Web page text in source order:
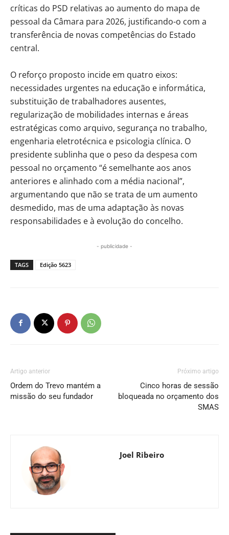
críticas do PSD relativas ao aumento do mapa de
pessoal da Câmara para 2026, justificando-o com a
transferência de novas competências do Estado
central.
O reforço proposto incide em quatro eixos:
necessidades urgentes na educação e informática,
substituição de trabalhadores ausentes,
regularização de mobilidades internas e áreas
estratégicas como arquivo, segurança no trabalho,
engenharia eletrotécnica e psicologia clínica. O
presidente sublinha que o peso da despesa com
pessoal no orçamento “é semelhante aos anos
anteriores e alinhado com a média nacional”,
argumentando que não se trata de um aumento
desmedido, mas de uma adaptação às novas
responsabilidades e à evolução do concelho.
- publicidade -
TAGS Edição 5623
Artigo anterior
Ordem do Trevo mantém a
missão do seu fundador
Próximo artigo
Cinco horas de sessão
bloqueada no orçamento dos
SMAS
Joel Ribeiro